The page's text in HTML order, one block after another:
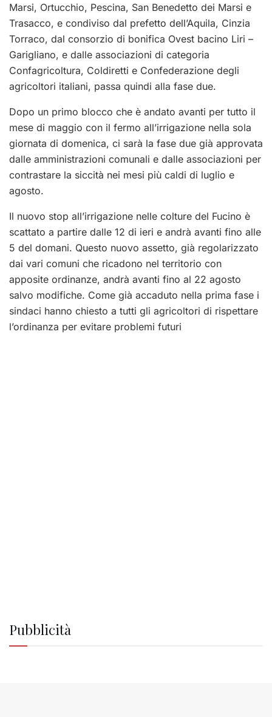
Marsi, Ortucchio, Pescina, San Benedetto dei Marsi e
Trasacco, e condiviso dal prefetto dell’Aquila, Cinzia
Torraco, dal consorzio di bonifica Ovest bacino Liri –
Garigliano, e dalle associazioni di categoria
Confagricoltura, Coldiretti e Confederazione degli
agricoltori italiani, passa quindi alla fase due.
Dopo un primo blocco che è andato avanti per tutto il
mese di maggio con il fermo all’irrigazione nella sola
giornata di domenica, ci sarà la fase due già approvata
dalle amministrazioni comunali e dalle associazioni per
contrastare la siccità nei mesi più caldi di luglio e
agosto.
Il nuovo stop all’irrigazione nelle colture del Fucino è
scattato a partire dalle 12 di ieri e andrà avanti fino alle
5 del domani. Questo nuovo assetto, già regolarizzato
dai vari comuni che ricadono nel territorio con
apposite ordinanze, andrà avanti fino al 22 agosto
salvo modifiche. Come già accaduto nella prima fase i
sindaci hanno chiesto a tutti gli agricoltori di rispettare
l’ordinanza per evitare problemi futuri
Pubblicità